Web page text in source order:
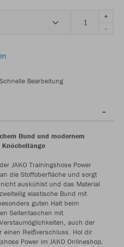
+
-
Schnelle Bearbeitung
Bund und modernem
JAKO Trainingshose Power
die Stoffoberfläche und sorgt
auskühlst und das Material
elastische Bund mit
guten Halt beim
Seitentaschen mit
auch der
einen Reißverschluss. Hol dir
Power im JAKO Onlineshop.